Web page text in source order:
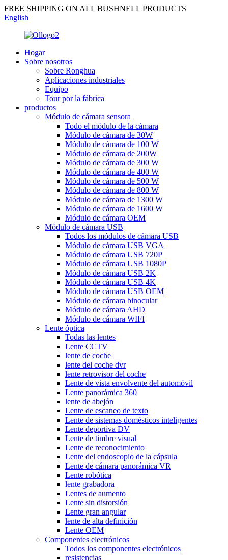
FREE SHIPPING ON ALL BUSHNELL PRODUCTS
English
Hogar
Sobre nosotros
Sobre Ronghua
Aplicaciones industriales
Equipo
Tour por la fábrica
productos
Módulo de cámara sensora
Todo el módulo de la cámara
Módulo de cámara de 30W
Módulo de cámara de 100 W
Módulo de cámara de 200W
Módulo de cámara de 300 W
Módulo de cámara de 400 W
Módulo de cámara de 500 W
Módulo de cámara de 800 W
Módulo de cámara de 1300 W
Módulo de cámara de 1600 W
Módulo de cámara OEM
Módulo de cámara USB
Todos los módulos de cámara USB
Módulo de cámara USB VGA
Módulo de cámara USB 720P
Módulo de cámara USB 1080P
Módulo de cámara USB 2K
Módulo de cámara USB 4K
Módulo de cámara USB OEM
Módulo de cámara binocular
Módulo de cámara AHD
Módulo de cámara WIFI
Lente óptica
Todas las lentes
Lente CCTV
lente de coche
lente del coche dvr
lente retrovisor del coche
Lente de vista envolvente del automóvil
Lente panorámica 360
lente de abejón
Lente de escaneo de texto
Lente de sistemas domésticos inteligentes
Lente deportiva DV
Lente de timbre visual
Lente de reconocimiento
Lente del endoscopio de la cápsula
Lente de cámara panorámica VR
Lente robótica
lente grabadora
Lentes de aumento
Lente sin distorsión
Lente gran angular
lente de alta definición
Lente OEM
Componentes electrónicos
Todos los componentes electrónicos
resistencias